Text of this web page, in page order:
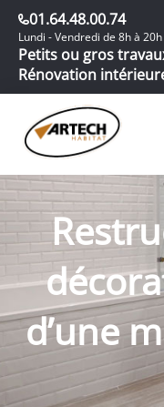
01.64.48.00.74
Lundi - Vendredi de 8h à
Petits ou gros
Rénovation
d’une